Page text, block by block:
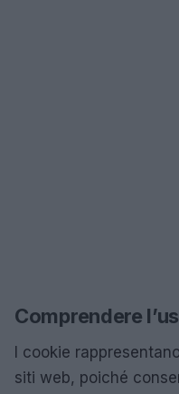
Comprendere
I cookie
siti web, poiché